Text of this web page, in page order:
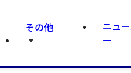
その他
ニュ
ー